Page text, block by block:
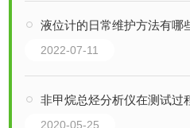
液位计的日常维护方法有哪
2022-07-11
非甲烷总烃分析仪在测试过
2020-05-25